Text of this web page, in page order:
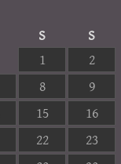
S
S
1
2
8
9
15
16
22
23